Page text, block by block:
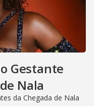
Gestante
Nala
da Chegada de Nala